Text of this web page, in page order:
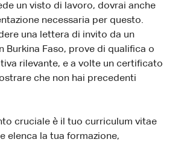
un visto di lavoro, dovrai anche
necessaria per questo.
una lettera di invito da un
Burkina Faso, prove di qualifica o
rilevante, e a volte un certificato
che non hai precedenti
cruciale è il tuo curriculum vitae
elenca la tua formazione,